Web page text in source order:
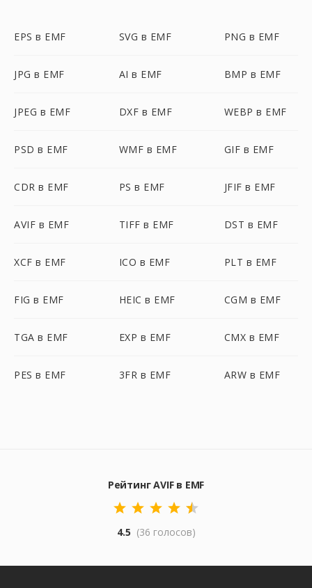
EPS в EMF SVG в EMF PNG в EMF
JPG в EMF AI в EMF BMP в EMF
JPEG в EMF DXF в EMF WEBP в EMF
PSD в EMF WMF в EMF GIF в EMF
CDR в EMF PS в EMF JFIF в EMF
AVIF в EMF TIFF в EMF DST в EMF
XCF в EMF ICO в EMF PLT в EMF
FIG в EMF HEIC в EMF CGM в EMF
TGA в EMF EXP в EMF CMX в EMF
PES в EMF 3FR в EMF ARW в EMF
Рейтинг AVIF в EMF
4.5 (36 голосов)